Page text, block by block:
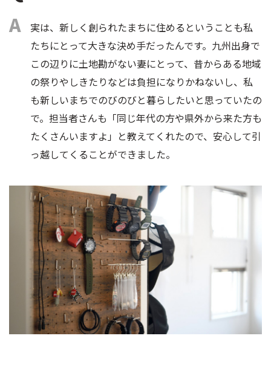
実は、新しく創られたまちに住めるということも私
たちにとって大きな決め手だったんです。九州出身で
この辺りに土地勘がない妻にとって、昔からある地域
の祭りやしきたりなどは負担になりかねないし、私
も新しいまちでのびのびと暮らしたいと思っていたの
で。担当者さんも「同じ年代の方や県外から来た方も
たくさんいますよ」と教えてくれたので、安心して引
っ越してくることができました。